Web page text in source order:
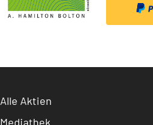
Alle Aktien
Mediathek